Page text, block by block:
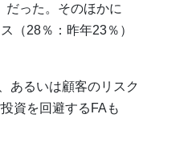
だった。そのほかに
（28％：昨年23％）
あるいは顧客のリスク
資を回避するFAも